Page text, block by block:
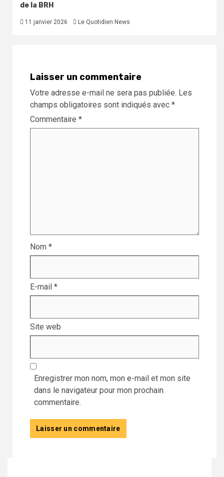
de la BRH
11 janvier 2026 Le Quotidien News
Laisser un commentaire
Votre adresse e-mail ne sera pas publiée. Les
champs obligatoires sont indiqués avec *
Commentaire *
Nom *
E-mail *
Site web
Enregistrer mon nom, mon e-mail et mon site
dans le navigateur pour mon prochain
commentaire.